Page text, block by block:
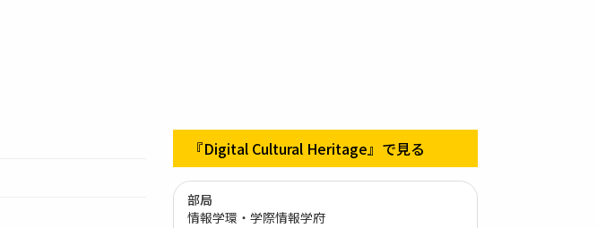
『Digital Cultural Heritage』で見る
部局
情報学環・学際情報学府